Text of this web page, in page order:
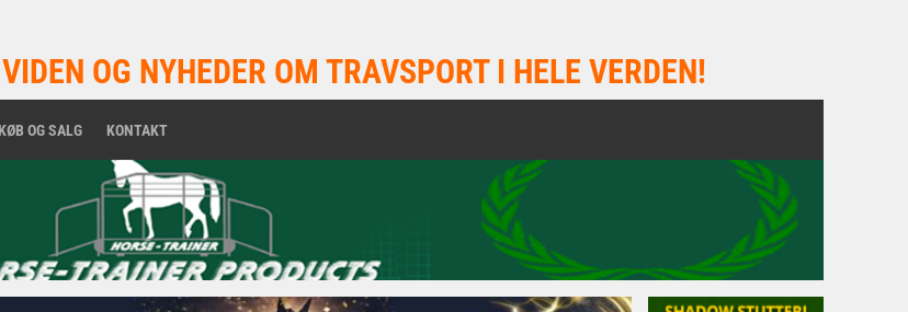
OG NYHEDER OM TRAVSPORT I HELE VERDEN!
KØB OG SALG KONTAKT